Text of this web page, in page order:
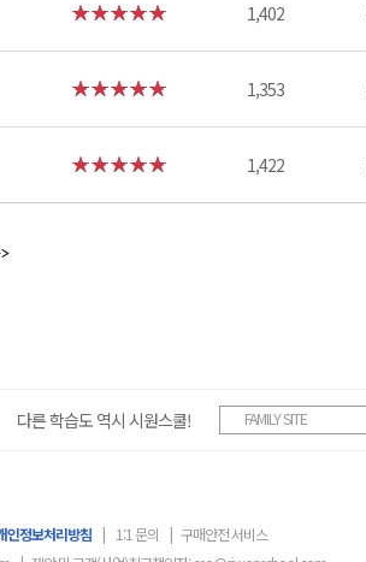
1,402
1,353
1,422
다른 학습도 역시 시원스쿨! FAMILY SITE
인정보처리방침 | 1:1 문의 | 구매안전 서비스